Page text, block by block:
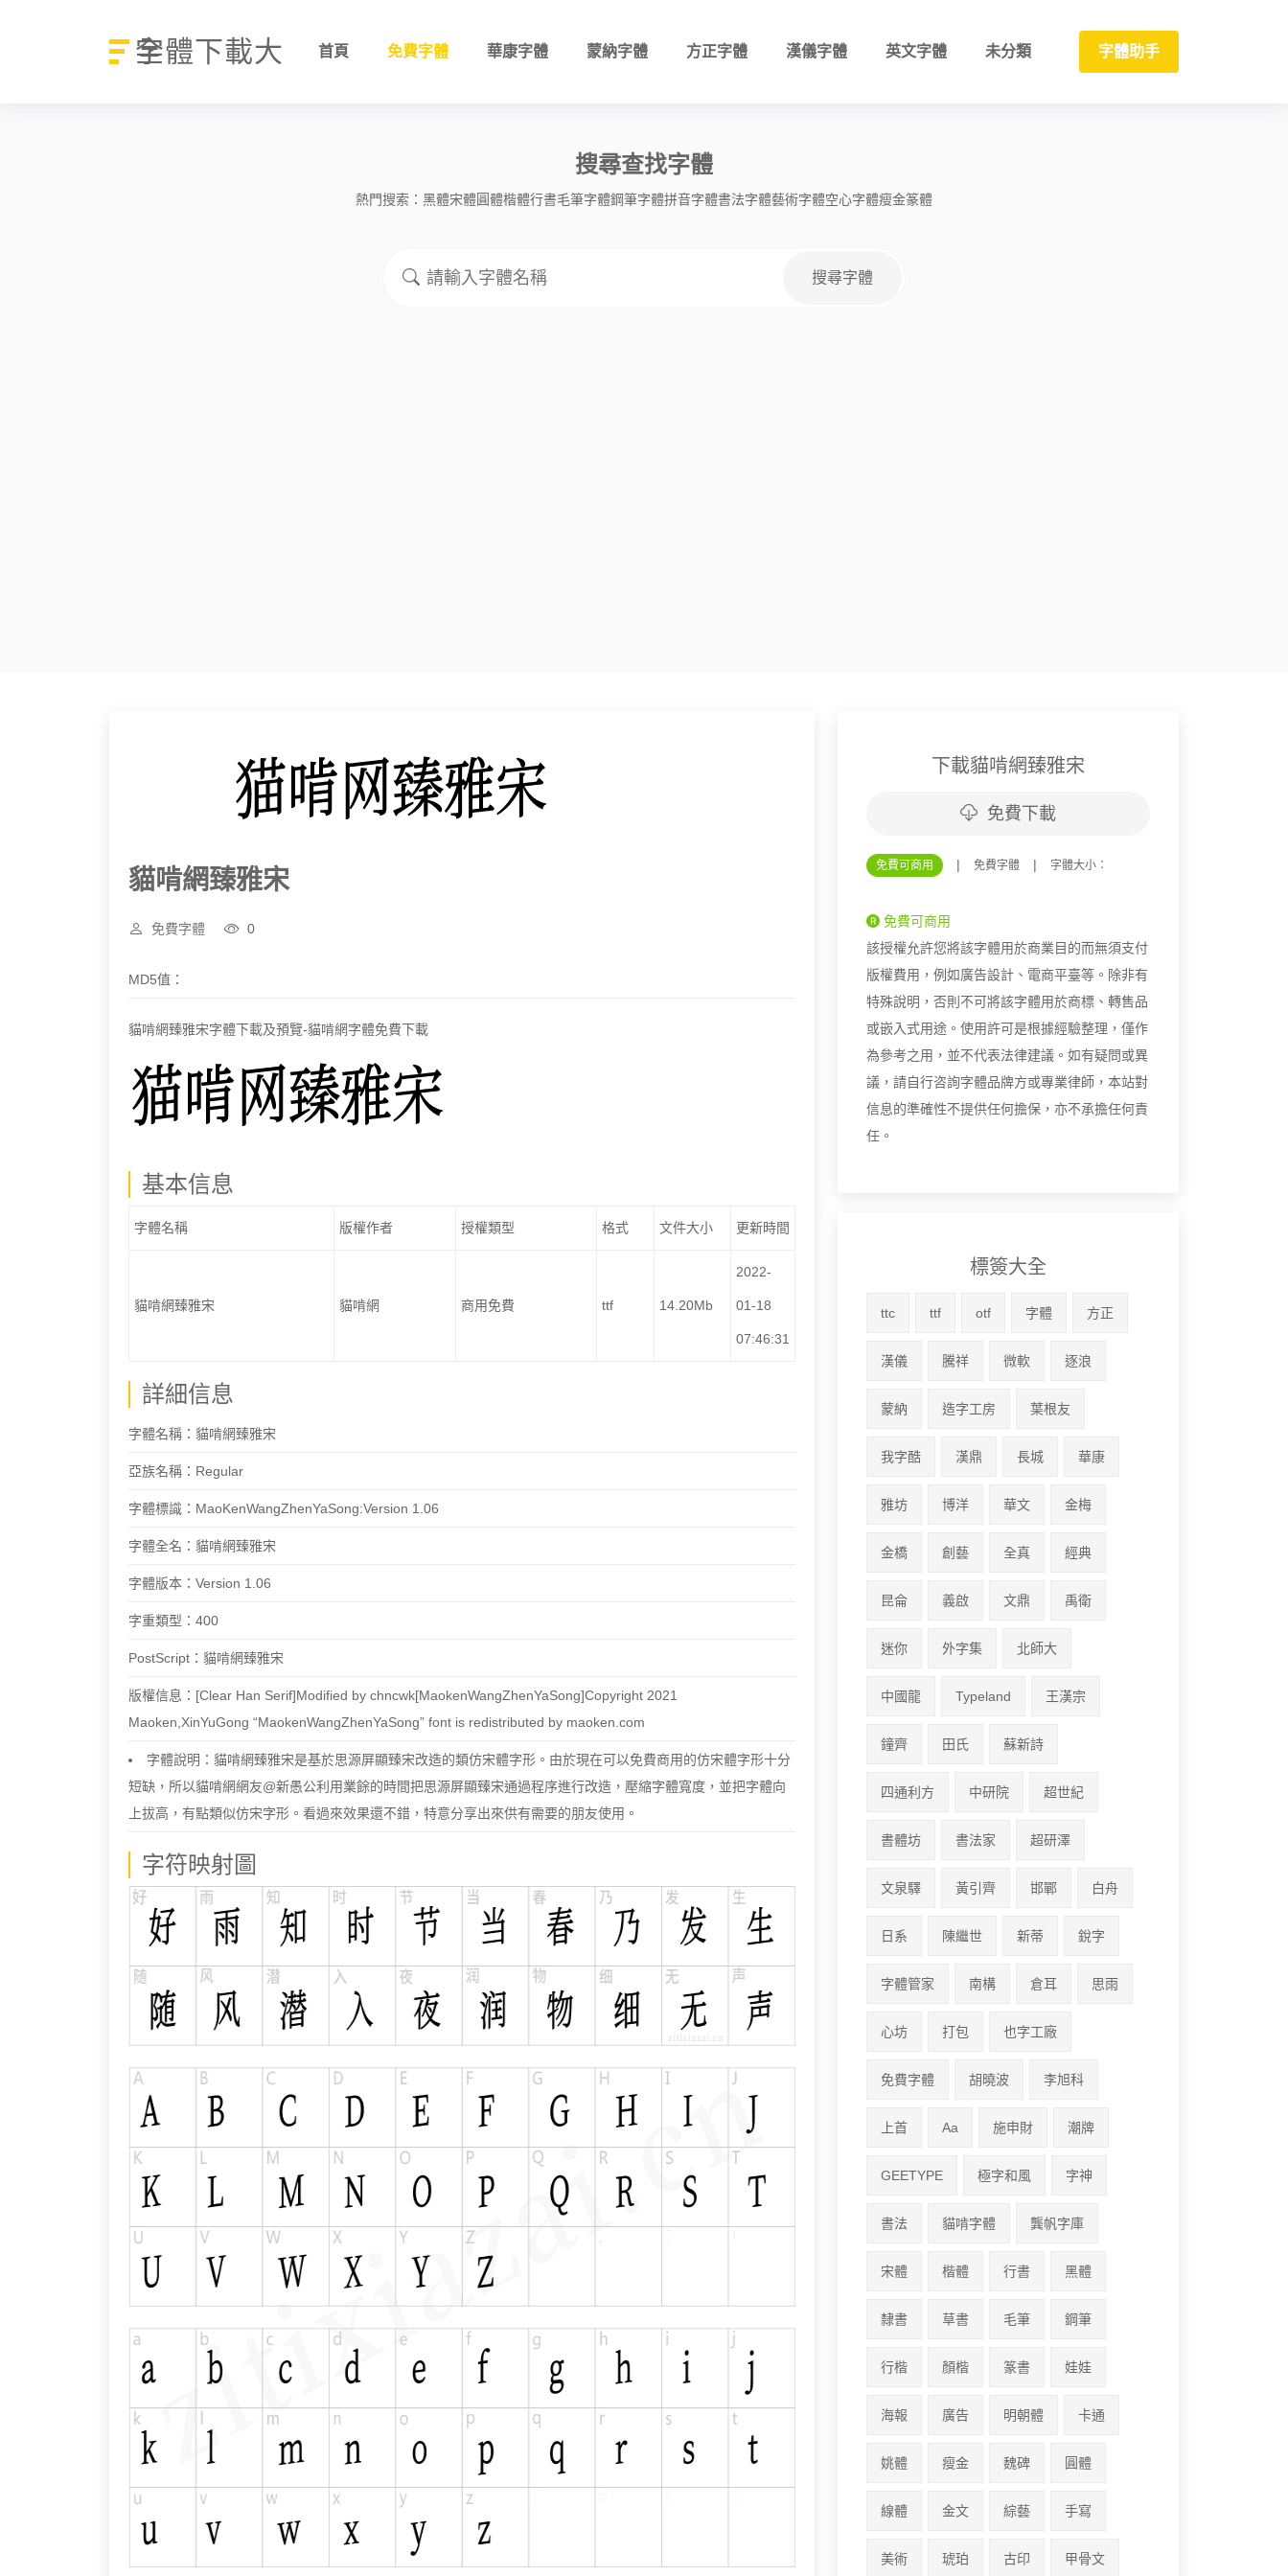
字體下載大全 首頁 免費字體 華康字體 蒙納字體 方正字體 漢儀字體 英文字體 未分類 字體助手
搜尋查找字體
熱門搜索： 黑體宋體圓體楷體行書毛筆字體鋼筆字體拼音字體書法字體藝術字體空心字體瘦金篆體
貓啃網臻雅宋
免費字體 0
MD5值：
貓啃網臻雅宋字體下載及預覽-貓啃網字體免費下載
基本信息
字體名稱 版權作者 授權類型 格式 文件大小 更新時間
貓啃網臻雅宋 貓啃網 商用免費 ttf 14.20Mb
2022-
01-18
07:46:31
詳細信息
字體名稱：貓啃網臻雅宋
亞族名稱：Regular
字體標識：MaoKenWangZhenYaSong:Version 1.06
字體全名：貓啃網臻雅宋
字體版本：Version 1.06
字重類型：400
PostScript：貓啃網臻雅宋
版權信息：[Clear Han Serif]Modified by chncwk[MaokenWangZhenYaSong]Copyright 2021
Maoken,XinYuGong “MaokenWangZhenYaSong” font is redistributed by maoken.com
字體說明：貓啃網臻雅宋是基於思源屏顯臻宋改造的類仿宋體字形。由於現在可以免費商用的仿宋體字形十分
短缺，所以貓啃網網友@新愚公利用業餘的時間把思源屏顯臻宋通過程序進行改造，壓縮字體寬度，並把字體向
上拔高，有點類似仿宋字形。看過來效果還不錯，特意分享出來供有需要的朋友使用。
字符映射圖
下載貓啃網臻雅宋
免費下載
免費可商用 | 免費字體 | 字體大小：
免費可商用
該授權允許您將該字體用於商業目的而無須支付
版權費用，例如廣告設計、電商平臺等。除非有
特殊說明，否則不可將該字體用於商標、轉售品
或嵌入式用途。使用許可是根據經驗整理，僅作
為參考之用，並不代表法律建議。如有疑問或異
議，請自行咨詢字體品牌方或專業律師，本站對
信息的準確性不提供任何擔保，亦不承擔任何責
任。
標簽大全
ttc ttf otf 字體 方正
漢儀 騰祥 微軟 逐浪
蒙納 造字工房 葉根友
我字酷 漢鼎 長城 華康
雅坊 博洋 華文 金梅
金橋 創藝 全真 經典
昆侖 義啟 文鼎 禹衛
迷你 外字集 北師大
中國龍 Typeland 王漢宗
鐘齊 田氏 蘇新詩
四通利方 中研院 超世紀
書體坊 書法家 超研澤
文泉驛 黃引齊 邯鄲 白舟
日系 陳繼世 新蒂 銳字
字體管家 南構 倉耳 思雨
心坊 打包 也字工廠
免費字體 胡曉波 李旭科
上首 Aa 施申財 潮牌
GEETYPE 極字和風 字神
書法 貓啃字體 龔帆字庫
宋體 楷體 行書 黑體
隸書 草書 毛筆 鋼筆
行楷 顏楷 篆書 娃娃
海報 廣告 明朝體 卡通
姚體 瘦金 魏碑 圓體
線體 金文 綜藝 手寫
美術 琥珀 古印 甲骨文